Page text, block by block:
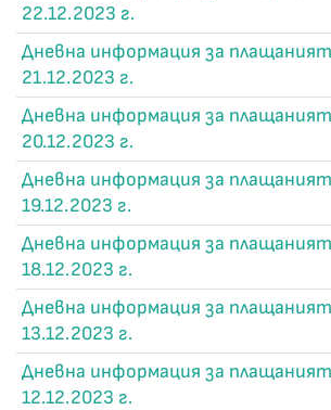
22.12.2023 г.
Дневна информация за
21.12.2023 г.
Дневна информация за
20.12.2023 г.
Дневна информация за
19.12.2023 г.
Дневна информация за
18.12.2023 г.
Дневна информация за
13.12.2023 г.
Дневна информация за
12.12.2023 г.